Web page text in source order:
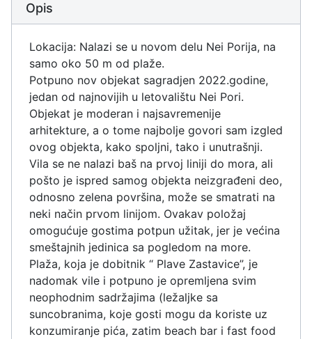
Opis
Lokacija: Nalazi se u novom delu Nei Porija, na
samo oko 50 m od plaže.
Potpuno nov objekat sagradjen 2022.godine,
jedan od najnovijih u letovalištu Nei Pori.
Objekat je moderan i najsavremenije
arhitekture, a o tome najbolje govori sam izgled
ovog objekta, kako spoljni, tako i unutrašnji.
Vila se ne nalazi baš na prvoj liniji do mora, ali
pošto je ispred samog objekta neizgrađeni deo,
odnosno zelena površina, može se smatrati na
neki način prvom linijom. Ovakav položaj
omogućuje gostima potpun užitak, jer je većina
smeštajnih jedinica sa pogledom na more.
Plaža, koja je dobitnik “ Plave Zastavice”, je
nadomak vile i potpuno je opremljena svim
neophodnim sadržajima (ležaljke sa
suncobranima, koje gosti mogu da koriste uz
konzumiranje pića, zatim beach bar i fast food